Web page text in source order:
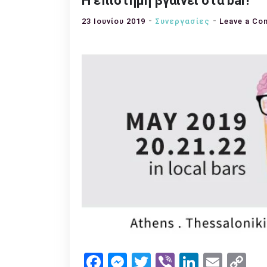
23 Ιουνίου 2019 Συνεργασίες Leave a
Facebook
Messenger
Twitter
ViberLinkedIn
Email